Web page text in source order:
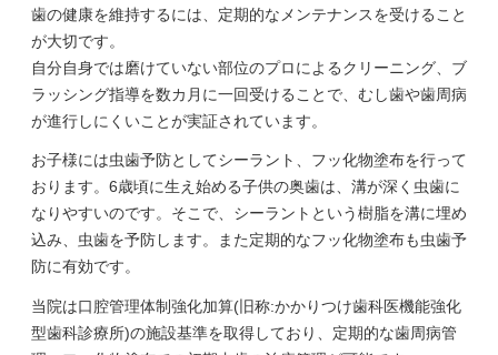
歯の健康を維持するには、定期的なメンテナンスを受けること
が大切です。
自分自身では磨けていない部位のプロによるクリーニング、ブ
ラッシング指導を数カ月に一回受けることで、むし歯や歯周病
が進行しにくいことが実証されています。
お子様には虫歯予防としてシーラント、フッ化物塗布を行って
おります。6歳頃に生え始める子供の奥歯は、溝が深く虫歯に
なりやすいのです。そこで、シーラントという樹脂を溝に埋め
込み、虫歯を予防します。また定期的なフッ化物塗布も虫歯予
防に有効です。
当院は口腔管理体制強化加算(旧称:かかりつけ歯科医機能強化
型歯科診療所)の施設基準を取得しており、定期的な歯周病管